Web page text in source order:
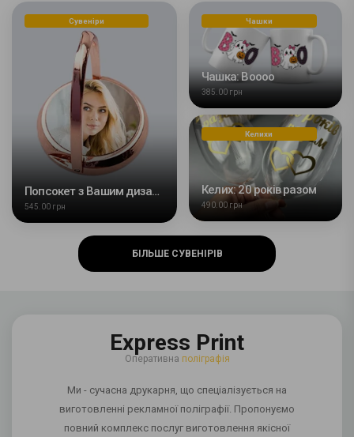
Сувеніри
Попсокет з Вашим дизайном
545.00 грн
Чашки
Чашка: Boooo
385.00 грн
Келихи
Келих: 20 років разом
490.00 грн
БІЛЬШЕ СУВЕНІРІВ
Express Print
Оперативна поліграфія
Ми - сучасна друкарня, що спеціалізується на
виготовленні рекламної поліграфії. Пропонуємо
повний комплекс послуг виготовлення якісної